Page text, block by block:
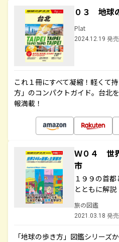
０３ 地球
Plat
2024.12.19 発売
これ１冊にすべて凝縮！軽くて
方」のコンパクトガイド。台北
報満載！
Ｗ０４ 世
市
１９９の首
とともに解説
旅の図鑑
2021.03.18 発売
「地球の歩き方」図鑑シリーズ